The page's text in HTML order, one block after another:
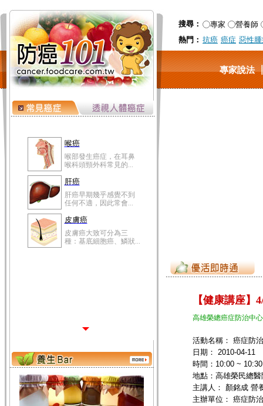
搜尋： 專家
營養師
熱門： 抗癌 癌症 惡性
專家說法
喉癌
喉部發生癌症，在耳鼻
喉科頭頸外科常見的...
肝癌
肝癌早期幾乎感覺不到
任何不適，因此常會...
皮膚癌
皮膚癌大致可分為三
種：基底細胞癌、鱗狀...
【健康講座】
高雄榮總癌症防治中心
活動名稱： 癌症防
日期： 2010-04-11
時間：10:00 ~
地點：高雄榮民總
主講人： 顏銘成 營
主辦單位： 癌症防